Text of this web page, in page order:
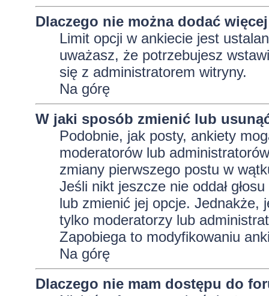
Dlaczego nie można dodać
Limit opcji w ankiecie jest
uważasz, że potrzebujesz
się z administratorem witryny.
Na górę
W jaki sposób zmienić lub
Podobnie, jak posty, ankiety
moderatorów lub
zmiany pierwszego postu w
Jeśli nikt jeszcze nie oddał
lub zmienić jej opcje. Jednakże,
tylko moderatorzy lub
Zapobiega to modyfikowaniu
Na górę
Dlaczego nie mam dostępu do